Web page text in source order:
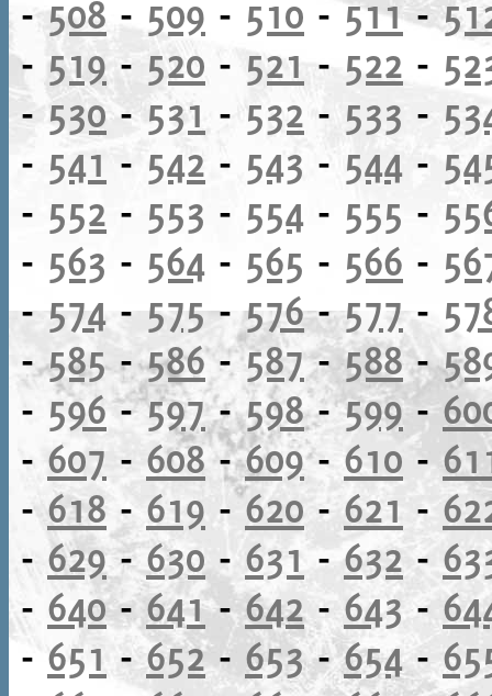
-508 - 509 - 510 -511-
- 519 -520 - 521- 522 -
- 530-531 - 532 - 533 -
- 541 - 542 - 543 - 544 -
- 552 - 553 - 554 - 555 -
- 563 - 564 - 565 - 566 -
-574 -575-576-577-
-585-586-587-588-
- 596-597-598-599-
- 607 - 608-609- 610 -
- 618 -619 -620 - 621 -
- 629-630 -631-632 -
- 640-641-642- 643 -
- 651 -652- 653-654-